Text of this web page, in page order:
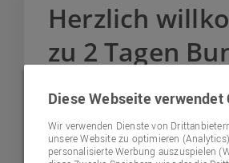
Herzlich
zu 2 Tagen
Herbstmarkt -
JURA-
Neumarkt
Diese Webseite verwendet
Wir verwenden Dienste von
unsere Website zu optimieren
personalisierte Werbung auszuspielen